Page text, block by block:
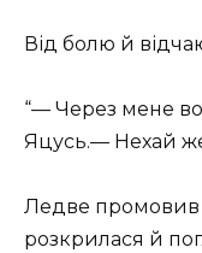
Від болю й
“— Через мене
Яцусь.— Нехай же
Ледве промовив
розкрилася й